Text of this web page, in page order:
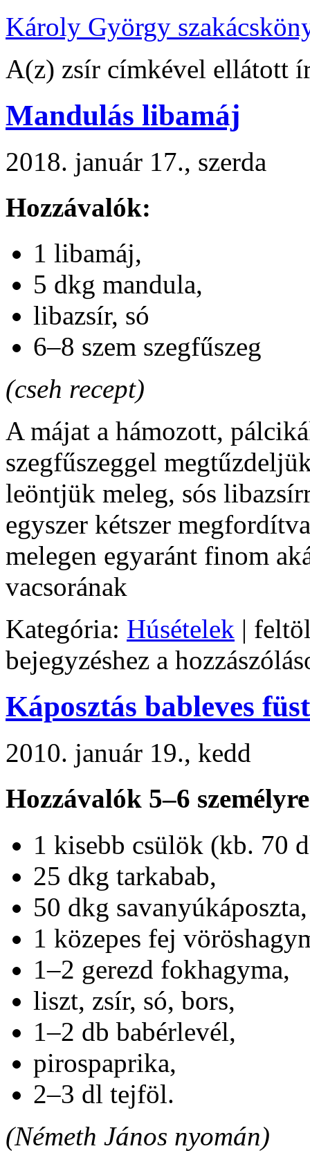
Károly György
A(z) zsír címkével ellátott
Mandulás libamáj
2018. január 17., szerda
Hozzávalók:
1 libamáj,
5 dkg mandula,
libazsír, só
6–8 szem szegfűszeg
(cseh recept)
A májat a hámozott,
szegfűszeggel
leöntjük meleg, sós
egyszer kétszer
melegen egyaránt finom
vacsorának
Kategória: Húsételek |
bejegyzéshez a
Káposztás bableves
2010. január 19., kedd
Hozzávalók 5–6
1 kisebb csülök (kb. 70
25 dkg tarkabab,
50 dkg savanyúkáposzta,
1 közepes fej
1–2 gerezd fokhagyma,
liszt, zsír, só, bors,
1–2 db babérlevél,
pirospaprika,
2–3 dl tejföl.
(Németh János nyomán)